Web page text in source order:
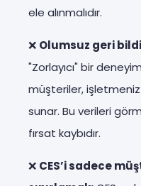
ele alınmalıdır.
❌ Olumsuz geri
"Zorlayıcı" bir
müşteriler,
sunar. Bu verileri
fırsat kaybıdır.
❌ CES’i sadece